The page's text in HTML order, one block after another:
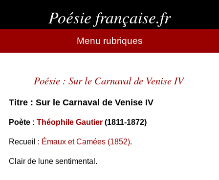
Poésie française.fr
Menu rubriques
Poésie : Sur le Carnaval de Venise IV
Titre : Sur le Carnaval de Venise IV
Poète : Théophile Gautier(1811-1872)
Recueil : Émaux et Camées (1852).
Clair de lune sentimental.